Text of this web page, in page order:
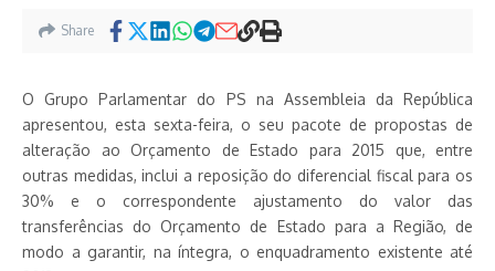
Share
O Grupo Parlamentar do PS na Assembleia da República
apresentou, esta sexta-feira, o seu pacote de propostas de
alteração ao Orçamento de Estado para 2015 que, entre
outras medidas, inclui a reposição do diferencial fiscal para os
30% e o correspondente ajustamento do valor das
transferências do Orçamento de Estado para a Região, de
modo a garantir, na íntegra, o enquadramento existente até